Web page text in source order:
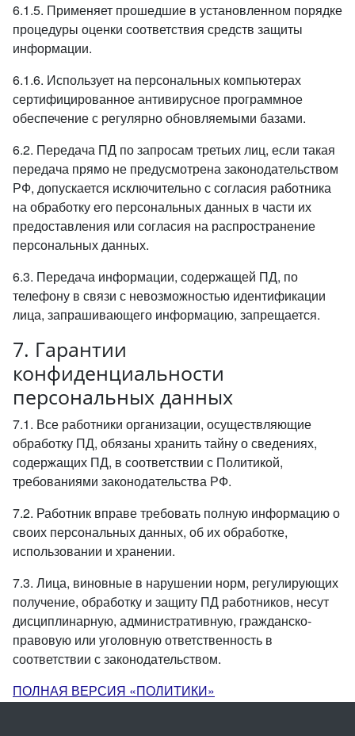
6.1.5. Применяет прошедшие в установленном порядке
процедуры оценки соответствия средств защиты
информации.
6.1.6. Использует на персональных компьютерах
сертифицированное антивирусное программное
обеспечение с регулярно обновляемыми базами.
6.2. Передача ПД по запросам третьих лиц, если такая
передача прямо не предусмотрена законодательством
РФ, допускается исключительно с согласия работника
на обработку его персональных данных в части их
предоставления или согласия на распространение
персональных данных.
6.3. Передача информации, содержащей ПД, по
телефону в связи с невозможностью идентификации
лица, запрашивающего информацию, запрещается.
7. Гарантии
конфиденциальности
персональных данных
7.1. Все работники организации, осуществляющие
обработку ПД, обязаны хранить тайну о сведениях,
содержащих ПД, в соответствии с Политикой,
требованиями законодательства РФ.
7.2. Работник вправе требовать полную информацию о
своих персональных данных, об их обработке,
использовании и хранении.
7.3. Лица, виновные в нарушении норм, регулирующих
получение, обработку и защиту ПД работников, несут
дисциплинарную, административную, гражданско-
правовую или уголовную ответственность в
соответствии с законодательством.
ПОЛНАЯ ВЕРСИЯ «ПОЛИТИКИ»